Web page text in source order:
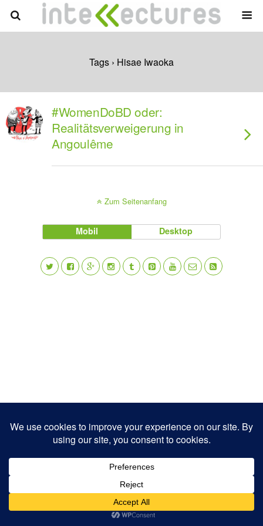
Tags › Hisae Iwaoka
#WomenDoBD oder:
Realitätsverweigerung in
Angoulême
Zum Seitenanfang
Mobil Desktop